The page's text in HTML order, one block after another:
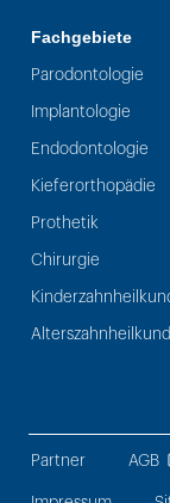
Fachgebiete
Parodontologie
Implantologie
Endodontologie
Kieferorthopädie
Prothetik
Chirurgie
Partner AGB